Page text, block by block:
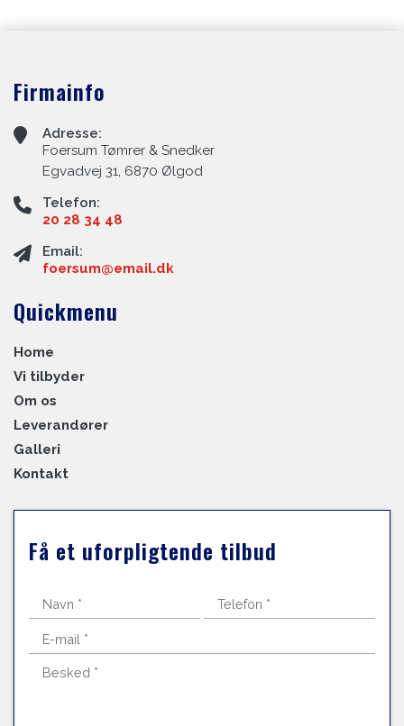
Firmainfo
Adresse:
Foersum Tømrer & Snedker
Egvadvej 31, 6870 Ølgod
Telefon:
20 28 34 48
Email:
foersum@email.dk
Quickmenu
Home
Vi tilbyder
Om os
Leverandører
Galleri
Kontakt
Få et uforpligtende tilbud